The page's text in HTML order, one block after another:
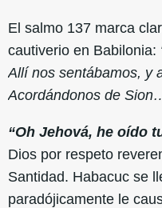
El salmo 137 marca
cautiverio en Babilonia:
Allí nos sentábamos, y
Acordándonos de
“Oh Jehová, he oído
Dios por respeto
Santidad. Habacuc se
paradójicamente le